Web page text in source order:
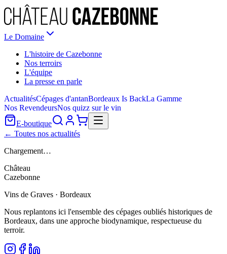
Le Domaine
L'histoire de Cazebonne
Nos terroirs
L'équipe
La presse en parle
ActualitésCépages d'antanBordeaux Is BackLa Gamme
Nos RevendeursNos quizz sur le vin
E-boutique
← Toutes nos actualités
Chargement…
Château
Cazebonne
Vins de Graves · Bordeaux
Nous replantons ici l'ensemble des cépages oubliés historiques de
Bordeaux, dans une approche biodynamique, respectueuse du
terroir.